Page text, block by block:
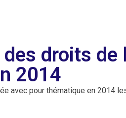
droits de
2014
avec pour thématique en 2014